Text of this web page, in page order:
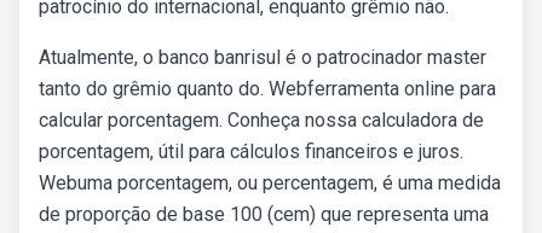
patrocínio do internacional, enquanto grêmio não.
Atualmente, o banco banrisul é o patrocinador master
tanto do grêmio quanto do. Webferramenta online para
calcular porcentagem. Conheça nossa calculadora de
porcentagem, útil para cálculos financeiros e juros.
Webuma porcentagem, ou percentagem, é uma medida
de proporção de base 100 (cem) que representa uma